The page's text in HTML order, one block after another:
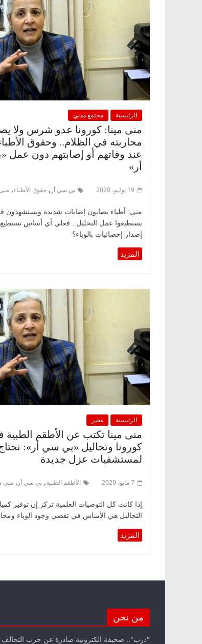
الرئيسية مجتمع مدني
منى مينا: كورونا عدو شرس ولا
محاربته في الظلام.. وحقوق
عند وفاتهم أو إصابتهم دون
أر»
19 يوليو، 2020 بي سي أر , حقوق الأطباء,
منى: أطباء يصابون إصابات شديدة ويستشهدون
يستطيعوا عمل التحليل.. فعلي أي أساس
إصدار إحصائيات بالوباء؟
الرئيسية مصر
منى مينا تكتب عن الأطقم
كورونا وتحاليل «بي سي أر»:
لمستشفيات عزل جديدة
7 مايو، 2020 الأطقم الطبية, بي سي أر , منى
إذا كانت كل التوصيات العلمية تركز إن توفير
التحاليل هي الأساس في تقصي وجود الوباء
الرئيسية
في ذكرى
قانوني
للحرية (بروفايل)
26 يناير، 2026
د. عبدالخالق فاروق.. خبير اقتصادي
يحتفل بذكرى ميلاده وحيداً على أبواب
من نحن
"درب".. صحيفة الكترونية صادرة عن حزب التحالف